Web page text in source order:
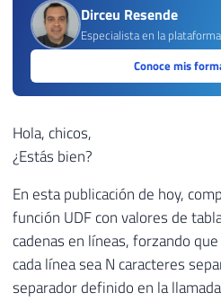
Dirceu Resende
Especialista en la
Conoce mis
Hola, chicos,
¿Estás bien?
En esta publicación de hoy,
función UDF con valores de
cadenas en líneas, forzando
cada línea sea N caracteres
separador definido en la